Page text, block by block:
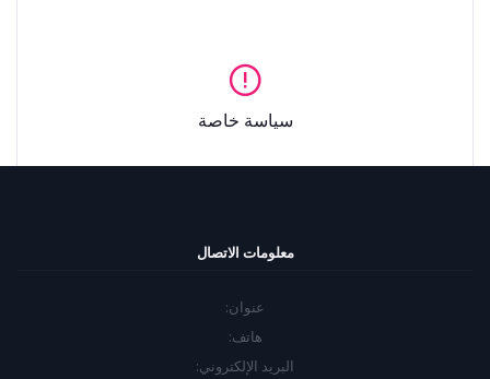
سياسة خاصة
معلومات الاتصال
عنوان:
هاتف:
البريد الإلكتروني: